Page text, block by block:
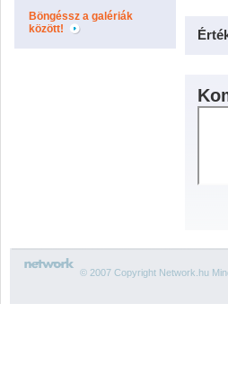
Böngéssz a galériák
között!
© 2007 Copyright Network.hu